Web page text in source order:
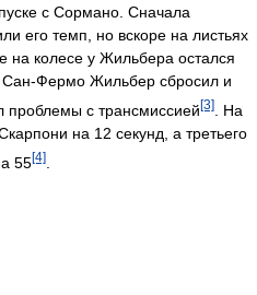
с Сормано. Сначала
его темп, но вскоре на листьях
на колесе у Жильбера остался
Фермо Жильбер сбросил и
проблемы с трансмиссией[3]
. На
на 12 секунд, а третьего
55[4]